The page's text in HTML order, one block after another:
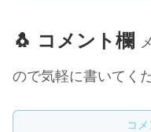
🐧 コメント欄
ので気軽に書いてく
コ